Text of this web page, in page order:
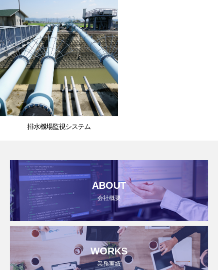
排水機場監視システム
ABOUT
会社概要
WORKS
業務実績